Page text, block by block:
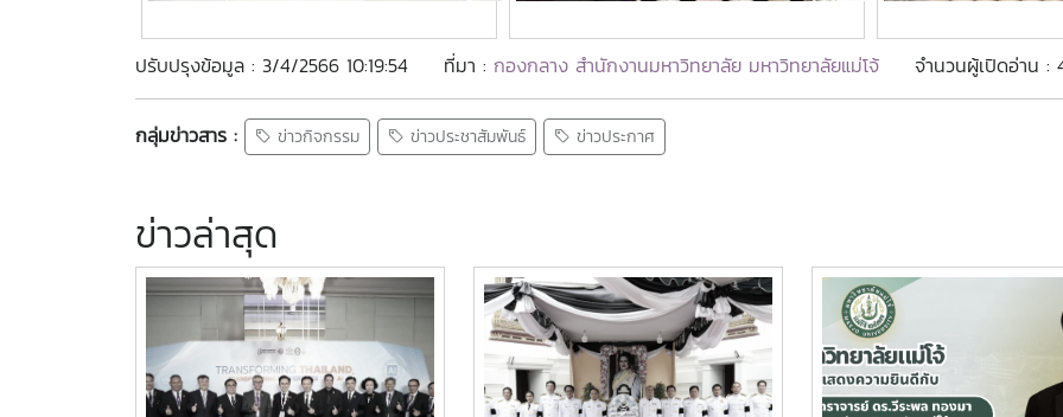
ปรับปรุงข้อมูล : 3/4/2566 10:19:54 ที่มา : กองกลาง สำนักงานมหาวิทยาลัย มหาวิทยาลัยแม่โจ้ จำนวนผู้เปิดอ่าน :
กลุ่มข่าวสาร : ข่าวกิจกรรม ข่าวประชาสัมพันธ์ ข่าวประกาศ
ข่าวล่าสุด